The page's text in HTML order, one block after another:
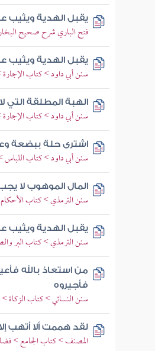
يقبل الهدية ويثيب
فتح الباري شرح صحيح
يقبل الهدية ويثيب
سنن أبي داود > كتاب الإجارة
الهبة المطلقة التي
سنن أبي داود > كتاب الإجارة
اشترى حلة ببضعة
سنن أبي داود > كتاب
المال الموهوب لا
سنن الترمذي > كتاب
يقبل الهدية ويثيب
سنن الترمذي > كتاب البر
من استعاذ بالله
فأجيروه
سنن النسائي > كتاب الزكاة
لقد هممت ألا أتهب
المصنف > كتاب الجامع >